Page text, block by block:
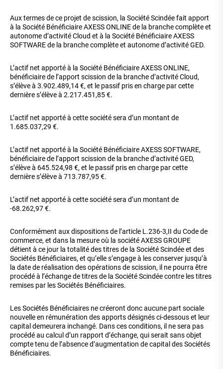
Aux termes de ce projet de scission, la Société Scindée fait apport
à la Société Bénéficiaire AXESS ONLINE de la branche complète et
autonome d’activité Cloud et à la Société Bénéficiaire AXESS
SOFTWARE de la branche complète et autonome d’activité GED.
L’actif net apporté à la Société Bénéficiaire AXESS ONLINE,
bénéficiaire de l’apport scission de la branche d’activité Cloud,
s’élève à 3.902.489,14 €, et le passif pris en charge par cette
dernière s’élève à 2.217.451,85 €.
L’actif net apporté à cette société sera d’un montant de
1.685.037,29 €.
L’actif net apporté à la Société Bénéficiaire AXESS SOFTWARE,
bénéficiaire de l’apport scission de la branche d’activité GED,
s’élève à 645.524,98 €, et le passif pris en charge par cette
dernière s’élève à 713.787,95 €.
L’actif net apporté à cette société sera d’un montant de
-68.262,97 €.
Conformément aux dispositions de l’article L.236-3,II du Code de
commerce, et dans la mesure où la société AXESS GROUPE
détient à ce jour la totalité des titres de la Société Scindée et des
Sociétés Bénéficiaires, et qu’elle s’engage à les conserver jusqu’à
la date de réalisation des opérations de scission, il ne pourra être
procédé à l’échange de titres de la Société Scindée contre les titres
remises par les Sociétés Bénéficiaires.
Les Sociétés Bénéficiaires ne créeront donc aucune part sociale
nouvelle en rémunération des apports désignés ci-dessous et leur
capital demeurera inchangé. Dans ces conditions, il ne sera pas
procédé au calcul d’un rapport d’échange, qui serait sans objet
compte tenu de l’absence d’augmentation de capital des Sociétés
Bénéficiaires.